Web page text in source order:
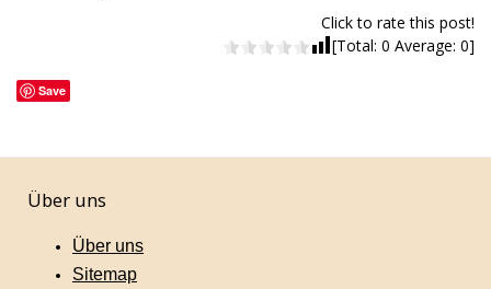
Click to rate this post!
[Total: 0 Average: 0]
Save
Über uns
Über uns
Sitemap